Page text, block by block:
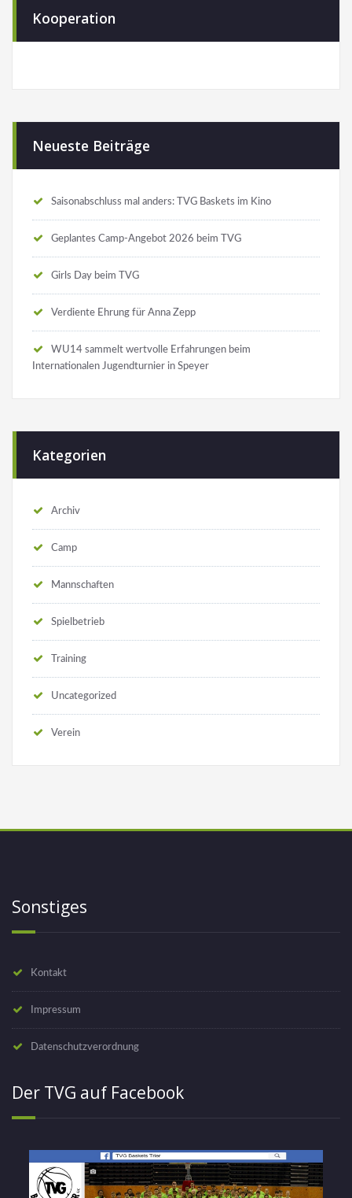
Kooperation
Neueste Beiträge
Saisonabschluss mal anders: TVG Baskets im Kino
Geplantes Camp-Angebot 2026 beim TVG
Girls Day beim TVG
Verdiente Ehrung für Anna Zepp
WU14 sammelt wertvolle Erfahrungen beim
Internationalen Jugendturnier in Speyer
Kategorien
Archiv
Camp
Mannschaften
Spielbetrieb
Training
Uncategorized
Verein
Sonstiges
Kontakt
Impressum
Datenschutzverordnung
Der TVG auf Facebook